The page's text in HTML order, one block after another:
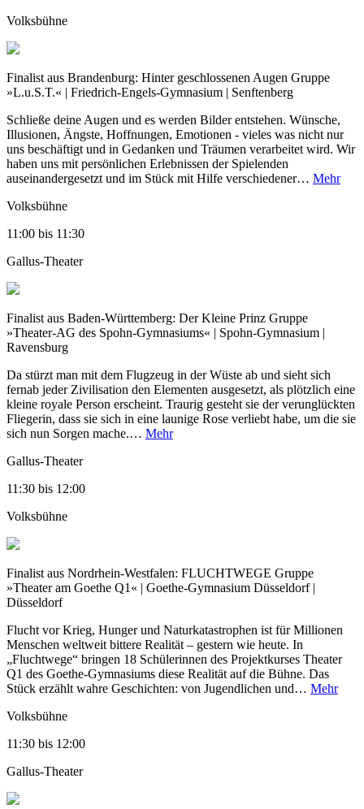
Volksbühne
Finalist aus Brandenburg: Hinter geschlossenen Augen Gruppe
»L.u.S.T.« | Friedrich-Engels-Gymnasium | Senftenberg
Schließe deine Augen und es werden Bilder entstehen. Wünsche,
Illusionen, Ängste, Hoffnungen, Emotionen - vieles was nicht nur
uns beschäftigt und in Gedanken und Träumen verarbeitet wird. Wir
haben uns mit persönlichen Erlebnissen der Spielenden
auseinandergesetzt und im Stück mit Hilfe verschiedener… Mehr
Volksbühne
11:00 bis 11:30
Gallus-Theater
Finalist aus Baden-Württemberg: Der Kleine Prinz Gruppe
»Theater-AG des Spohn-Gymnasiums« | Spohn-Gymnasium |
Ravensburg
Da stürzt man mit dem Flugzeug in der Wüste ab und sieht sich
fernab jeder Zivilisation den Elementen ausgesetzt, als plötzlich eine
kleine royale Person erscheint. Traurig gesteht sie der verunglückten
Fliegerin, dass sie sich in eine launige Rose verliebt habe, um die sie
sich nun Sorgen mache.… Mehr
Gallus-Theater
11:30 bis 12:00
Volksbühne
Finalist aus Nordrhein-Westfalen: FLUCHTWEGE Gruppe
»Theater am Goethe Q1« | Goethe-Gymnasium Düsseldorf |
Düsseldorf
Flucht vor Krieg, Hunger und Naturkatastrophen ist für Millionen
Menschen weltweit bittere Realität – gestern wie heute. In
„Fluchtwege“ bringen 18 Schülerinnen des Projektkurses Theater
Q1 des Goethe-Gymnasiums diese Realität auf die Bühne. Das
Stück erzählt wahre Geschichten: von Jugendlichen und… Mehr
Volksbühne
11:30 bis 12:00
Gallus-Theater